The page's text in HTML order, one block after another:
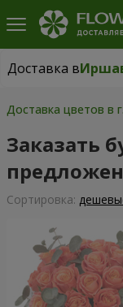
Доставка в
Доставка в
Доставка цветов в
Заказать
Cортировка: